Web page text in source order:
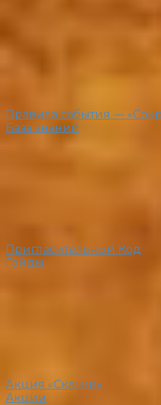
Правила события —
База знаний
Пригласительный Код
Гайды
Акция «Скачки»
Акции